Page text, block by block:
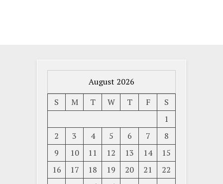
August 2026
S
M T W T F
S
1
2
3 4 5 6 7
8
9
10 11 12 13 14
15
16
17 18 19 20 21
22